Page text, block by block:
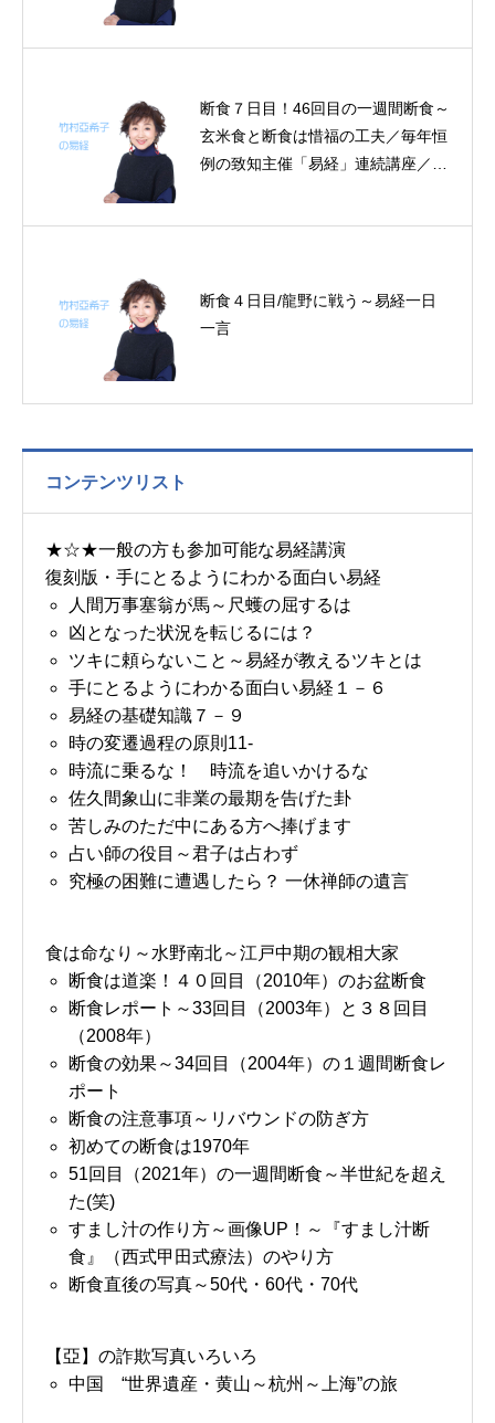
断食７日目！46回目の一週間断食～
玄米食と断食は惜福の工夫／毎年恒
例の致知主催「易経」連続講座／時
断食４日目/龍野に戦う～易経一日
一言
コンテンツリスト
★☆★一般の方も参加可能な易経講演
復刻版・手にとるようにわかる面白い易経
人間万事塞翁が馬～尺蠖の屈するは
凶となった状況を転じるには？
ツキに頼らないこと～易経が教えるツキとは
手にとるようにわかる面白い易経１－６
易経の基礎知識７－９
時の変遷過程の原則11-
時流に乗るな！ 時流を追いかけるな
佐久間象山に非業の最期を告げた卦
苦しみのただ中にある方へ捧げます
占い師の役目～君子は占わず
究極の困難に遭遇したら？ 一休禅師の遺言
食は命なり～水野南北～江戸中期の観相大家
断食は道楽！４０回目（2010年）のお盆断食
断食レポート～33回目（2003年）と３８回目
（2008年）
断食の効果～34回目（2004年）の１週間断食レ
ポート
断食の注意事項～リバウンドの防ぎ方
初めての断食は1970年
51回目（2021年）の一週間断食～半世紀を超え
た(笑)
すまし汁の作り方～画像UP！～『すまし汁断
食』（西式甲田式療法）のやり方
断食直後の写真～50代・60代・70代
【亞】の詐欺写真いろいろ
中国 “世界遺産・黄山～杭州～上海”の旅